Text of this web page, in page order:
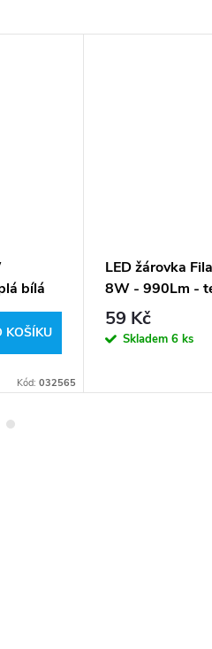
bílá
KOŠÍKU
Kód: 032565
LED žárovka
8W - 990Lm -
59 Kč
Skladem 6 ks